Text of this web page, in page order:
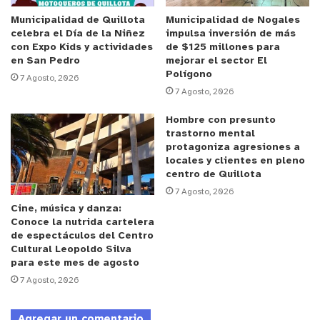
críticos de la Ciudad.
Jaime Hugo Gómez, jefe de la Oficina Comunal de
Emergencia realizó un balance de las jornadas de
precipitaciones en la Comuna.
De acuerdo a antecedentes de la propia Oficina de
Emergencia y de otros organismos técnicos,el
agua caída durante todo el evento llegó a los 32
milímetros. Para esta semana, particularmente los
díasmiércoles y jueves, se pronostica un nuevo
frente que podrían traen una cantidad mayor de
precipitaciones e incluso nieve en zonas bajas.
Pasaje Illalolén en El Rayado
Municipalidad de Quillota
celebra el Día de la Niñez
con Expo Kids y actividades
en San Pedro
7 Agosto, 2026
Municipalidad de Nogales
impulsa inversión de más
de $125 millones para
mejorar el sector El
Polígono
7 Agosto, 2026
Cine, música y danza:
Conoce la nutrida cartelera
de espectáculos del Centro
Cultural Leopoldo Silva
para este mes de agosto
7 Agosto, 2026
Hombre con presunto
trastorno mental
protagoniza agresiones a
locales y clientes en pleno
centro de Quillota
7 Agosto, 2026